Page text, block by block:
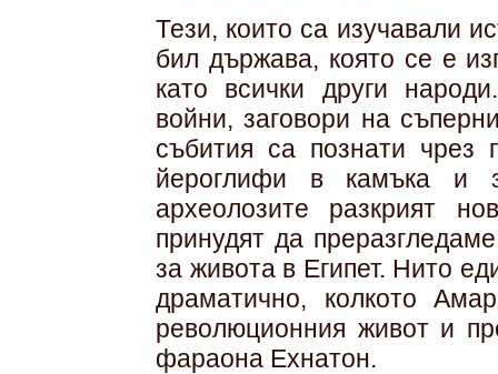
Тези, които са изучавали
бил държава, която се е
като всички други
войни, заговори на
събития са познати чрез
йероглифи в камъка и
археолозите разкрият
принудят да
за живота в Египет. Нито
драматично, колкото
революционния живот и
фараона Ехнатон.